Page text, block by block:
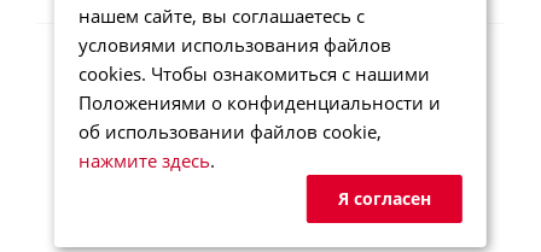
нашем сайте, вы соглашаетесь с
условиями использования файлов
cookies. Чтобы ознакомиться с нашими
Положениями о конфиденциальности и
об использовании файлов cookie,
нажмите здесь.
Я согласен
2014-2026 © Спецодежда Пролетарий
Информация на сайте носит исключительно
информационный характер и не является публичной